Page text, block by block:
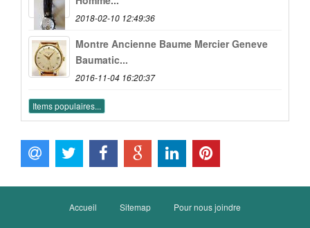
2018-02-10 12:49:36
Montre Ancienne Baume Mercier Geneve
Baumatic...
2016-11-04 16:20:37
Items populaires...
Accueil Sitemap Pour nous joindre